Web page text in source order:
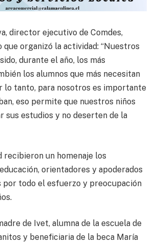
director ejecutivo de Comdes,
organizó la actividad: “Nuestros
durante el año, los más
los alumnos que más necesitan
lo tanto, para nosotros es importante
eso permite que nuestros niños
sus estudios y no deserten de la
recibieron un homenaje los
orientadores y apoderados
por todo el esfuerzo y preocupación
de Ivet, alumna de la escuela de
y beneficiaria de la beca María